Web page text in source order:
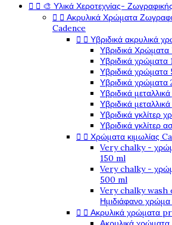
  🎨 Υλικά Χεροτεχνίας- Ζωγραφικής
  Ακρυλικά Χρώματα
Cadence
  Υβριδικά ακρυλικά
Υβριδικά
Υβριδικά χρώματα
Υβριδικά
Υβριδικά χρώματα
Υβριδικά
Υβριδικά
Υβριδικά γκλίτερ
Υβριδικά γκλίτερ
  Χρώματα κιμωλίας
Very chalky -
150 ml
Very chalky -
500 ml
Very chalky wash
Ημιδιάφανο
  Ακρυλικά χρώματα